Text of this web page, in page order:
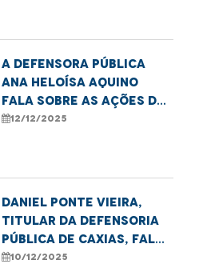
tecnologia.
A defensora pública
Ana Heloísa Aquino
fala sobre as ações de
combate ao sub-
12/12/2025
Daniel Ponte Vieira,
titular da Defensoria
Pública de Caxias, fala
sobre a semana de
10/12/2025